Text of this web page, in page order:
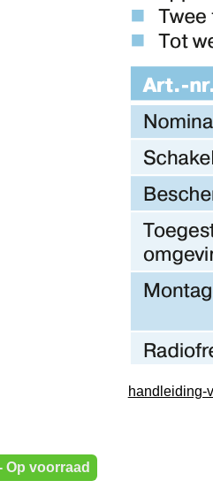
handleiding-
Op voorraad